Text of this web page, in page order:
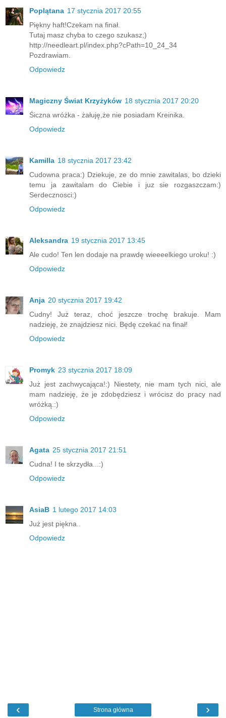
Poplątana 17 stycznia 2017 20:55
Piękny haft!Czekam na finał.
Tutaj masz chyba to czego szukasz;)
http://needleart.pl/index.php?cPath=10_24_34
Pozdrawiam.
Odpowiedz
Magiczny Świat Krzyżyków 18 stycznia 2017 20:20
Śiczna wróżka - żałuję,że nie posiadam Kreinika.
Odpowiedz
Kamilla 18 stycznia 2017 23:42
Cudowna praca:) Dziekuje, ze do mnie zawitalas, bo dzieki
temu ja zawitalam do Ciebie i juz sie rozgaszczam:)
Serdecznosci:)
Odpowiedz
Aleksandra 19 stycznia 2017 13:45
Ale cudo! Ten len dodaje na prawdę wieeeelkiego uroku! :)
Odpowiedz
Anja 20 stycznia 2017 19:42
Cudny! Już teraz, choć jeszcze trochę brakuje. Mam
nadzieję, że znajdziesz nici. Będę czekać na finał!
Odpowiedz
Promyk 23 stycznia 2017 18:09
Już jest zachwycająca!:) Niestety, nie mam tych nici, ale
mam nadzieję, że je zdobędziesz i wrócisz do pracy nad
wróżką.:)
Odpowiedz
Agata 25 stycznia 2017 21:51
Cudna! I te skrzydła...:)
Odpowiedz
AsiaB 1 lutego 2017 14:03
Już jest piękna..
Odpowiedz
‹ ›
Strona główna